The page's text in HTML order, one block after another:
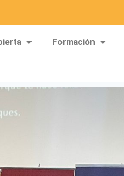
Formación